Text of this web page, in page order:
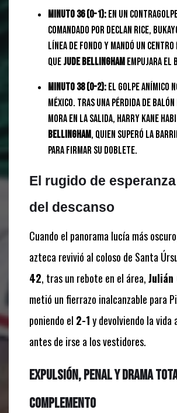
Minuto 36 (0-1): En un
comandado por Declan Rice,
línea de fondo y mandó un centro
queJude Bellingham empujara el
Minuto 38 (0-2): El golpe anímico
México. Tras una pérdida de
Mora en la salida, Harry Kane
Bellingham, quien superó la
para firmar su doblete.
El rugido de
del descanso
Cuando el panorama lucía más
azteca revivió al coloso de Santa
42, tras un rebote en el área,Julián
metió un fierrazo inalcanzable para
poniendo el 2-1y devolviendo la vida
antes de irse a los vestidores.
Expulsión, penal y drama
complemento